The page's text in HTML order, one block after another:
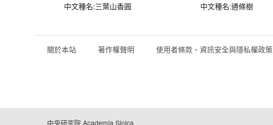
中文種名:三葉山香圓 中文種名:通條樹
關於本站 著作權聲明 使用者條款、資訊安全與隱私權政策
中央研究院 Academia Sinica